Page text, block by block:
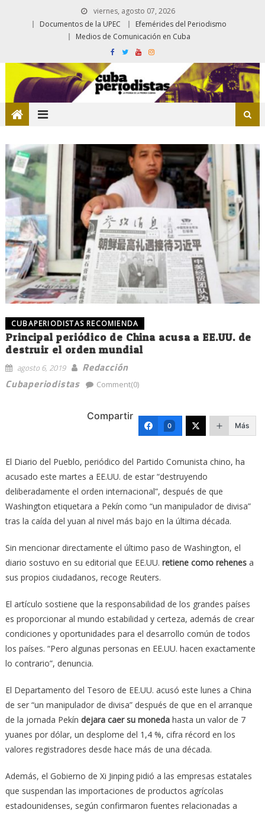
viernes, agosto 07, 2026
Documentos de la UPEC
Efemérides del Periodismo
Medios de Comunicación en Cuba
CUBAPERIODISTAS RECOMIENDA
Principal periódico de China acusa a EE.UU. de
destruir el orden mundial
agosto 6, 2019
Redacción
Cubaperiodistas
Comment(0)
Compartir
0 Más
El Diario del Pueblo, periódico del Partido Comunista chino, ha
acusado este martes a EE.UU. de estar “destruyendo
deliberadamente el orden internacional”, después de que
Washington etiquetara a Pekín como “un manipulador de divisa”
tras la caída del yuan al nivel más bajo en la última década.
Sin mencionar directamente el último paso de Washington, el
diario sostuvo en su editorial que EE.UU. retiene como rehenesa
sus propios ciudadanos, recoge Reuters.
El artículo sostiene que la responsabilidad de los grandes países
es proporcionar al mundo estabilidad y certeza, además de crear
condiciones y oportunidades para el desarrollo común de todos
los países. “Pero algunas personas en EE.UU. hacen exactamente
lo contrario”, denuncia.
El Departamento del Tesoro de EE.UU. acusó este lunes a China
de ser “un manipulador de divisa” después de que en el arranque
de la jornada Pekín dejara caer su monedahasta un valor de 7
yuanes por dólar, un desplome del 1,4 %, cifra récord en los
valores registradores desde hace más de una década.
Además, el Gobierno de Xi Jinping pidió a las empresas estatales
que suspendan las importaciones de productos agrícolas
estadounidenses, según confirmaron fuentes relacionadas a